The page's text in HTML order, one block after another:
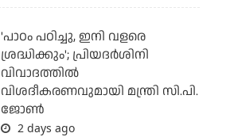
'പാഠം പഠിച്ചു, ഇനി വളരെ
ശ്രദ്ധിക്കും'; പ്രിയദര്‍ശിനി
വിവാദത്തില്‍
വിശദീകരണവുമായി മന്ത്രി സി.പി.
ജോണ്‍
2 days ago